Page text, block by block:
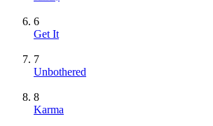
6
Get It
7
Unbothered
8
Karma